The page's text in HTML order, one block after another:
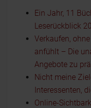
Ein Jahr, 11
Leserückblick
Verkaufen,
anfühlt – Die
Angebote zu
Nicht meine
Interessenten,
Online-